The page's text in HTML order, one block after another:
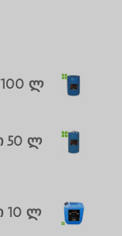
100 ლ
50 ლ
10 ლ
dili